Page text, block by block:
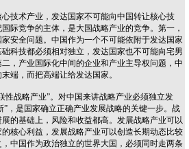
技术产业，发达国家不可能向中国转让核心技
际竞争的主体，是大国战略产业的竞争。第一，
安全问题。中国作为一个不可能依附于发达国家
础科技都必须相对独立，发达国家也不可能向宅男
，产业国际化中间的企业和产业主导权问题，中
，而把高端让给发达国家。
战略产业”。对中国来讲战略产业必须独立发
，是国家确立正确产业发展战略的关键一步。战
基础上，风险和收益都高。发展战略产业可以
核心利益，发展战略产业可以创造长期动态比较
，中国作为政治独立的世界大国，必须同时走两条